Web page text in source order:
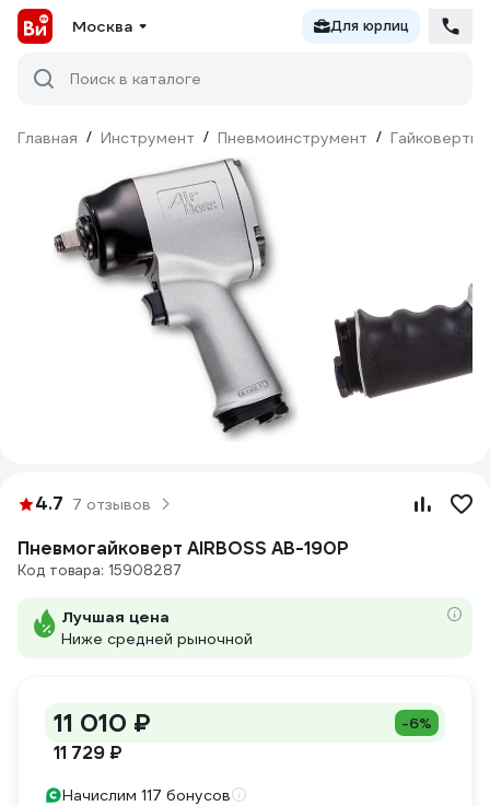
Москва Для юрлиц
Поиск в каталоге
Главная / Инструмент / Пневмоинструмент / Гайковерты
4.7 7 отзывов
Пневмогайковерт AIRBOSS AB-190P
Код товара: 15908287
Лучшая цена
Ниже средней рыночной
11 010 ₽ -6%
11 729 ₽
Начислим 117 бонусов